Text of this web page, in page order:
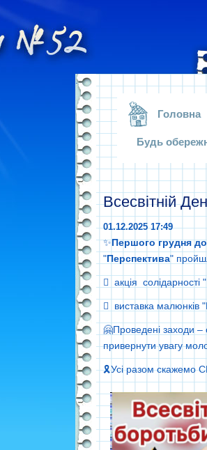
.
Головна
Будь
Всесвітній
01.12.2025 17:49
✨Першого грудня до
"Перспектива"
 акція солідарності
 виставка малюнків
🤗Проведені заходи –
привернути увагу
🎗Усі разом скажемо